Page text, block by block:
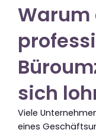
Warum
sich
Viele
eines